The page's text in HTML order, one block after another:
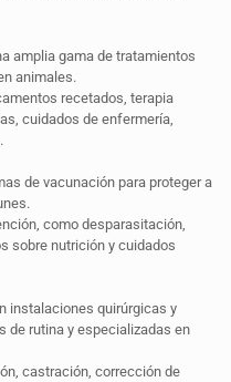
amplia gama de tratamientos
animales.
recetados, terapia
cuidados de enfermería,
de vacunación para proteger a
como desparasitación,
sobre nutrición y cuidados
instalaciones quirúrgicas y
de rutina y especializadas en
castración, corrección de